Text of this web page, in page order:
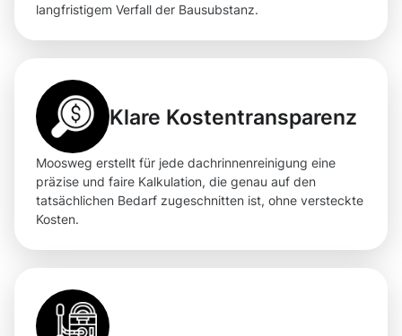
langfristigem Verfall der Bausubstanz.
Klare Kostentransparenz
Moosweg erstellt für jede dachrinnenreinigung eine
präzise und faire Kalkulation, die genau auf den
tatsächlichen Bedarf zugeschnitten ist, ohne versteckte
Kosten.